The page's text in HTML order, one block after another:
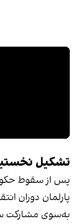
تشکیل
پس از سقوط
پارلمان دوران
به‌سوی مشارکت